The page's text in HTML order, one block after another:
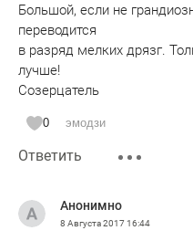
Большой, если не
переводится
в разряд мелких дрязг.
лучше!
Созерцатель
0 эмодзи
Ответить
Анонимно
8 Августа 201716:44